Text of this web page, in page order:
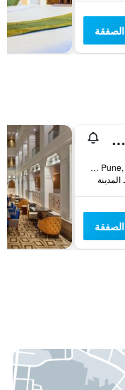
ذا فيرن ريزيدنسي بون، وودلاند، سيريز باي ماريوت
5Bjroad,Sadhu Vaswani Circle, Near Poona Railway Station Pune, Maharashtra, India, فلونة, الهند